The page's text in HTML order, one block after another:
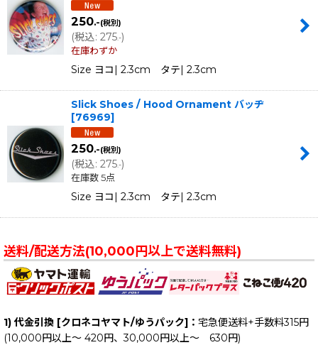
250.-(税別)
(税込: 275.-)
在庫わずか
Size ヨコ| 2.3cm タテ| 2.3cm
Slick Shoes / Hood Ornament バッヂ
[76969]
250.-(税別)
(税込: 275.-)
在庫数 5点
Size ヨコ| 2.3cm タテ| 2.3cm
送料/配送方法(10,000円以上で送料無料)
1) 代金引換 [クロネコヤマト/ゆうパック]： 宅急便送料+手数料315円
(10,000円以上～ 420円、30,000円以上～ 630円)